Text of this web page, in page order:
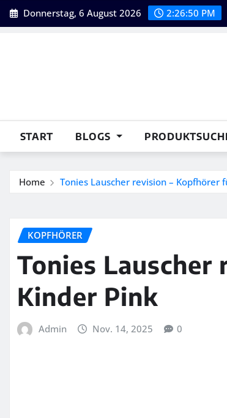
Skip
to
Donnerstag, 6 August 2026 2:26:51 PM
START BLOGS
Home Tonies Lauscher revision – Kopfhörer
KOPFHÖRER
Tonies
Kinder Pink
Admin Nov. 14, 2025 0